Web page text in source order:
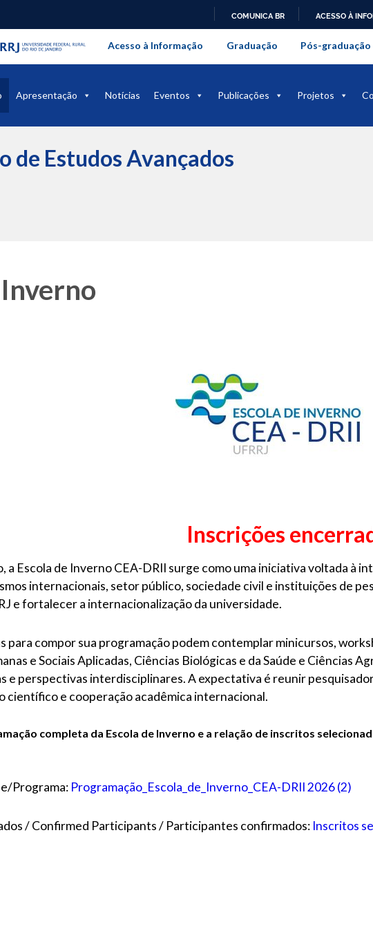
PARA
O
COMUNICA BR ACESSO À
institucional
institucional da Universidade
Acesso à Informação Graduação Pós-graduação
Apresentação Notícias Eventos Publicações Projetos
de Estudos Avançados
Inscrições
a Escola de Inverno CEA-DRII surge como uma iniciativa voltada à
internacionais, setor público, sociedade civil e instituições de
e fortalecer a internacionalização da universidade.
para compor sua programação podem contemplar minicursos,
e Sociais Aplicadas, Ciências Biológicas e da Saúde e Ciências
e perspectivas interdisciplinares. A expectativa é reunir
científico e cooperação acadêmica internacional.
completa da Escola de Inverno e a relação de inscritos
Programa: Programação_Escola_de_Inverno_CEA-DRII 2026 (2)
/ Confirmed Participants / Participantes confirmados: Inscritos